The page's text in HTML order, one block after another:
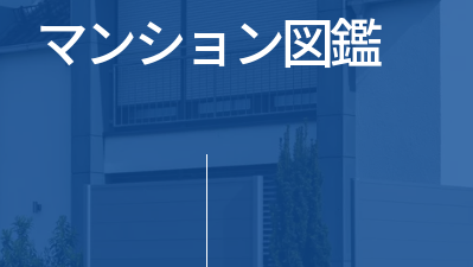
マンション図鑑